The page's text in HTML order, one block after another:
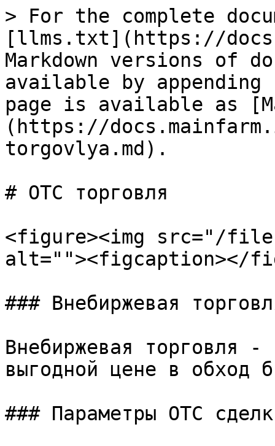
> For the complete
[llms.txt](https://
Markdown versions of
available by
page is available as
(https://
torgovlya.md).
# OTC торговля
<figure><img src="/
alt=""><figcaption></
### Внебиржевая
Внебиржевая торговля -
выгодной цене в обход
### Параметры ОТС